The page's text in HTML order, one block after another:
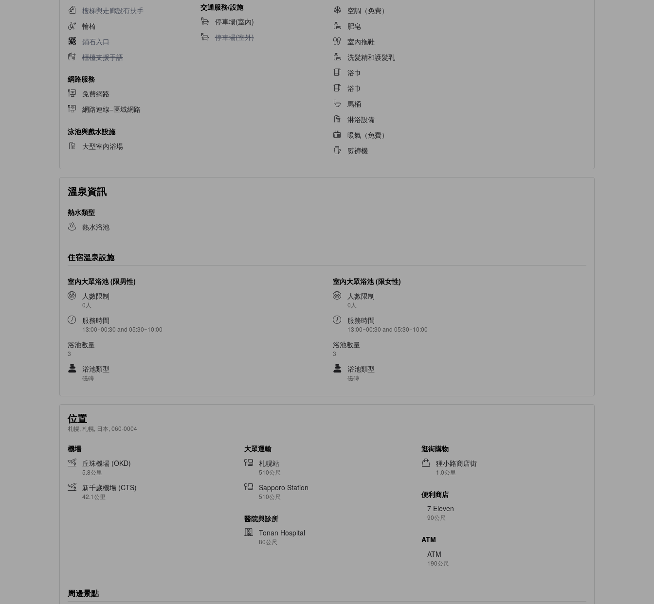
不提供樓梯與走廊設有扶手
樓梯與走廊設有扶手
輪椅
不提供鋪石入口
鋪石入口
不提供櫃檯支援手語
櫃檯支援手語
網路服務
免費網路
網路連線–區域網路
泳池與戲水設施
大型室內浴場
交通服務/設施
停車場(室內)
不提供停車場(室外)
停車場(室外)
空調（免費）
肥皂
室內拖鞋
洗髮精和護髮乳
浴巾
浴巾
馬桶
淋浴設備
暖氣（免費）
熨褲機
溫泉資訊
熱水類型
熱水浴池
住宿溫泉設施
室內大眾浴池 (限男性)
人數限制
0人
服務時間
13:00~00:30 and 05:30~10:00
浴池數量
3
浴池類型
磁磚
室內大眾浴池 (限女性)
人數限制
0人
服務時間
13:00~00:30 and 05:30~10:00
浴池數量
3
浴池類型
磁磚
位置
札幌, 札幌, 日本, 060-0004
機場
丘珠機場 (OKD)
5.8公里
新千歲機場 (CTS)
42.1公里
大眾運輸
札幌站
510公尺
Sapporo Station
510公尺
醫院與診所
Tonan Hospital
80公尺
逛街購物
狸小路商店街
1.0公里
便利商店
7 Eleven
90公尺
ATM
ATM
190公尺
周邊景點